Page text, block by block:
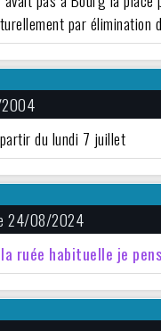
par élimination
2004
du lundi 7 juillet
24/08/2024
ruée habituelle je